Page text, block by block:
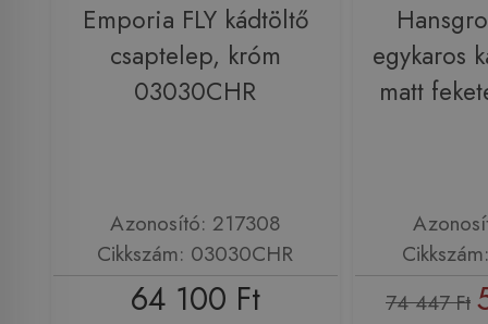
Emporia FLY kádtöltő
csaptelep, króm
03030CHR
Azonosító: 217308
Cikkszám: 03030CHR
64 100 Ft
egykaros
matt
74 447 Ft